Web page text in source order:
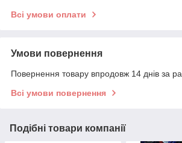
Всі умови оплати
Умови повернення
Повернення товару впродовж 14 днів за
Всі умови повернення
Подібні товари компанії